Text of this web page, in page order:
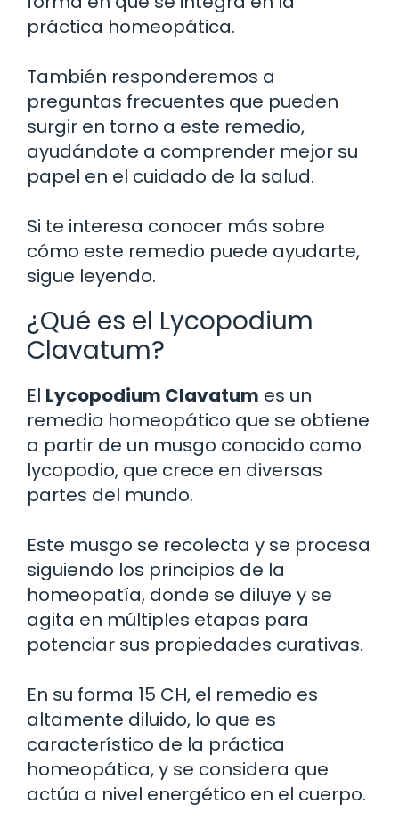
práctica homeopática.
También responderemos a
preguntas frecuentes que pueden
surgir en torno a este remedio,
ayudándote a comprender mejor su
papel en el cuidado de la salud.
Si te interesa conocer más sobre
cómo este remedio puede ayudarte,
sigue leyendo.
¿Qué es el Lycopodium
Clavatum?
El Lycopodium Clavatum es un
remedio homeopático que se obtiene
a partir de un musgo conocido como
lycopodio, que crece en diversas
partes del mundo.
Este musgo se recolecta y se procesa
siguiendo los principios de la
homeopatía, donde se diluye y se
agita en múltiples etapas para
potenciar sus propiedades curativas.
En su forma 15 CH, el remedio es
altamente diluido, lo que es
característico de la práctica
homeopática, y se considera que
actúa a nivel energético en el cuerpo.